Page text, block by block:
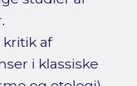
af
i klassiske